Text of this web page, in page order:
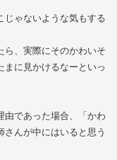
じゃないような気もする
、実際にそのかわいそ
まに見かけるなーといっ
由であった場合、「かわ
んが中にはいると思う